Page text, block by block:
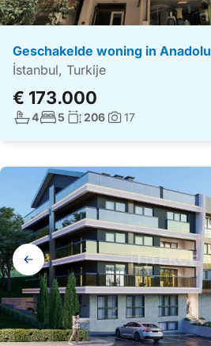
Geschakelde woning in Anadolu
İstanbul, Turkije
€ 173.000
Aantal badkamers:
4Aantal slaapkamers:
5 Woonoppervlakte:
206Foto's:
17
Galerij
navigatie